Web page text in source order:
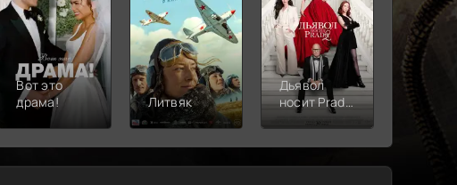
Вот это
драма!
Литвяк
Дьявол
носит Prada
2